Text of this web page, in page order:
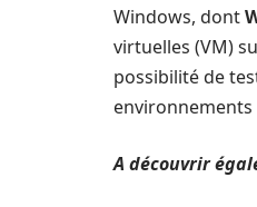
Windows, dont
virtuelles (VM)
possibilité de
A découvrir